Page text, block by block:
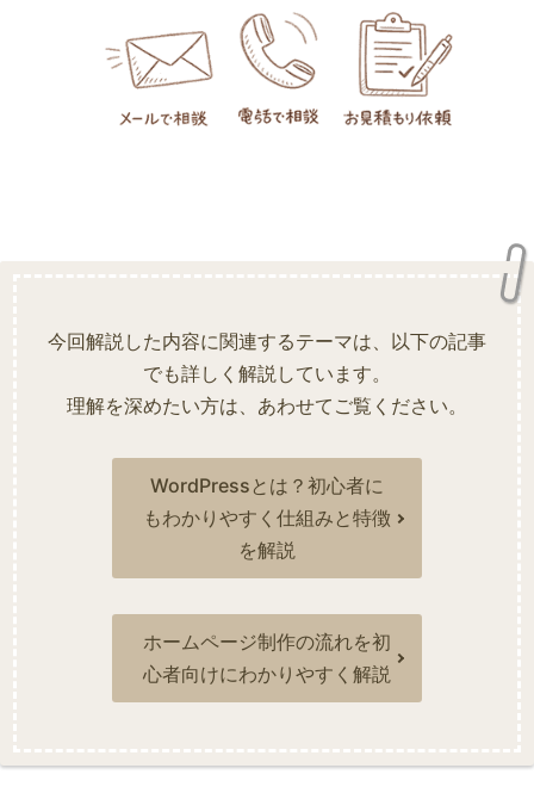
今回解説した内容に関連するテーマは、以下の記事
でも詳しく解説しています。
理解を深めたい方は、あわせてご覧ください。
WordPressとは？初心者に
もわかりやすく仕組みと特徴
を解説
ホームページ制作の流れを初
心者向けにわかりやすく解説